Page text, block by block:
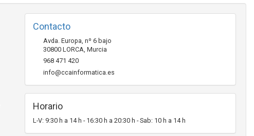
Contacto
Avda. Europa, nº 6 bajo
30800 LORCA, Murcia
968 471 420
info@ccainformatica.es
Horario
L-V: 9:30 h a 14 h - 16:30 h a 20:30 h - Sab: 10 h a 14 h